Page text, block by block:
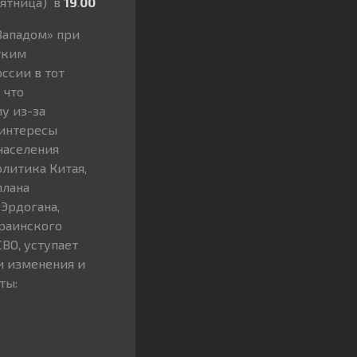
при
в тот
из-за
Китая,
уступает
изменения и